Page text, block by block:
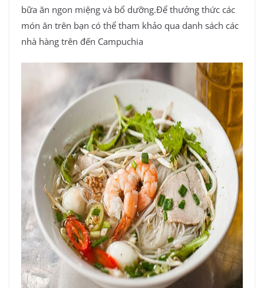
bữa ăn ngon miệng và bổ dưỡng.Để thưởng thức các
món ăn trên bạn có thể tham khảo qua danh sách các
nhà hàng trên đến Campuchia